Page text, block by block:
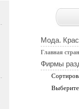
Мода.
Главная
Фирмы